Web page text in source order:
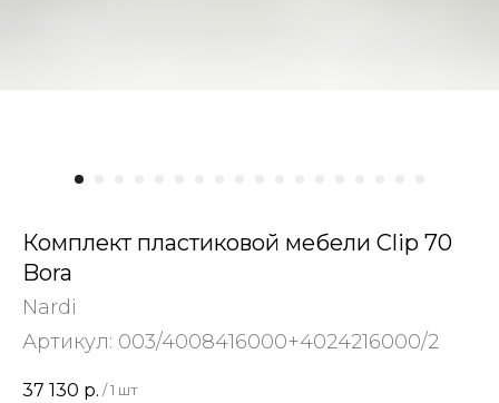
Комплект пластиковой мебели Clip 70
Bora
Nardi
Артикул: 003/4008416000+4024216000/2
37 130 р. / 1 шт